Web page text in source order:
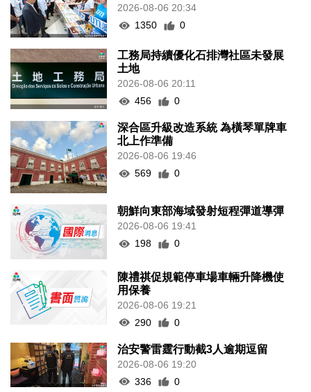
2026-08-06 20:34
1350
0
工務局持續優化石排灣社區未發展
土地
2026-08-06 20:11
456
0
深合區升級改造系統 為橫琴單牌車
北上作準備
2026-08-06 19:46
569
0
朝鮮向東部海域發射短程彈道導彈
2026-08-06 19:41
198
0
陳禮祺促規範停車場車輛升降機使
用保養
2026-08-06 19:21
290
0
治安警雷霆行動截3人逾期逗留
2026-08-06 19:20
336
0